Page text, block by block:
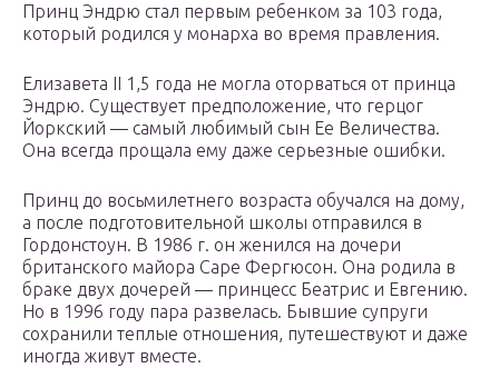
Принц Эндрю стал первым ребенком за 103 года,
который родился у монарха во время правления.
Елизавета II 1,5 года не могла оторваться от принца
Эндрю. Существует предположение, что герцог
Йоркский — самый любимый сын Ее Величества.
Она всегда прощала ему даже серьезные ошибки.
Принц до восьмилетнего возраста обучался на дому,
а после подготовительной школы отправился в
Гордонстоун. В 1986 г. он женился на дочери
британского майора Саре Фергюсон. Она родила в
браке двух дочерей — принцесс Беатрис и Евгению.
Но в 1996 году пара развелась. Бывшие супруги
сохранили теплые отношения, путешествуют и даже
иногда живут вместе.